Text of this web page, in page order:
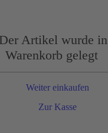
Der Artikel wurde
Warenkorb gelegt
Zur Kasse
Weiter einkaufen